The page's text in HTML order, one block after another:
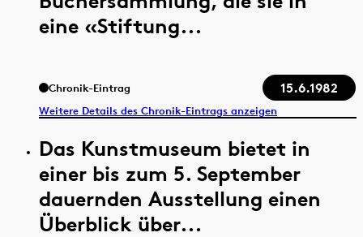
eine «Stiftung...
Chronik-Eintrag 15.6.1982
Weitere Details des Chronik-Eintrags anzeigen
Das Kunstmuseum bietet in
einer bis zum 5. September
dauernden Ausstellung einen
Überblick über...